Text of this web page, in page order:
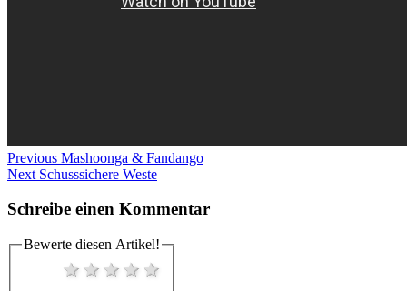
Beitragsnavigation
Previous Previous
post:
Mashoonga & Fandango
Next Next
Schusssichere Weste
Schreibe einen Kommentar
Bewerte diesen Artikel!
4 stars
3 stars
2 stars
1 star